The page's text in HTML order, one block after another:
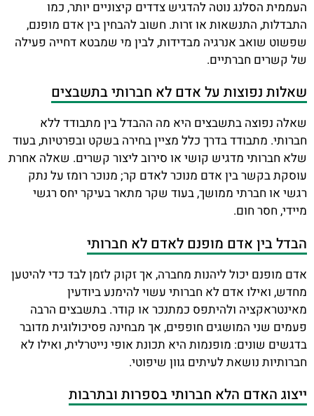
העממית הסלנג נוטה להדגיש צדדים קיצוניים יותר, כמו
התבדלות, התנשאות או זרות. חשוב להבחין בין אדם מופנם,
שפשוט שואב אנרגיה מבדידות, לבין מי שמבטא דחייה פעילה
של קשרים חברתיים.
שאלות נפוצות על אדם לא חברותי בתשבצים
שאלה נפוצה בתשבצים היא מה ההבדל בין מתבודד ללא
חברותי. מתבודד בדרך כלל מציין בחירה בשקט ובפרטיות, בעוד
שלא חברותי מדגיש קושי או סירוב ליצור קשרים. שאלה אחרת
עוסקת בקשר בין אדם מנוכר לאדם קר; מנוכר רומז על נתק
רגשי או חברתי ממושך, בעוד שקר מתאר בעיקר יחס רגשי
מיידי, חסר חום.
הבדל בין אדם מופנם לאדם לא חברותי
אדם מופנם יכול ליהנות מחברה, אך זקוק לזמן לבד כדי להיטען
מחדש, ואילו אדם לא חברותי עשוי להימנע ביודעין
מאינטראקציה ולהיתפס כמתנכר או קודר. בתשבצים הרבה
פעמים שני המושגים חופפים, אך מבחינה פסיכולוגית מדובר
בדגשים שונים: מופנמות היא תכונת אופי נייטרלית, ואילו לא
חברותיות נושאת לעיתים גוון שיפוטי.
ייצוג האדם הלא חברותי בספרות ובתרבות